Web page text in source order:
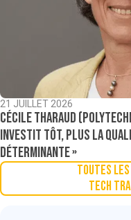
21 JUILLET 2026
Cécile Tharaud
investit tôt, plus la
déterminante »
Toutes
Tech